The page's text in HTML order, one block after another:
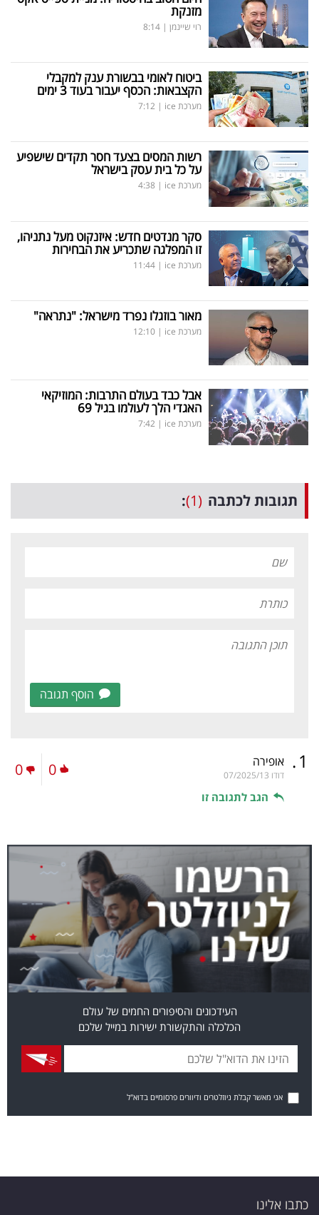
מזנקת
רוי שיינמן |
8:14
ביטוח לאומי בבשורת ענק למקבלי
הקצבאות: הכסף יעבור בעוד 3 ימים
מערכת ice |
7:12
רשות המסים בצעד חסר תקדים שישפיע
על כל בית עסק בישראל
מערכת ice |
4:38
סקר מנדטים חדש: איזנקוט מעל נתניהו,
זו המפלגה שתכריע את הבחירות
מערכת ice |
11:44
מאור בוזגלו נפרד מישראל: "נתראה"
מערכת ice |
12:10
אבל כבד בעולם התרבות: המוזיקאי
האגדי הלך לעולמו בגיל 69
מערכת ice |
7:42
תגובות לכתבה (1)
:
הוסף תגובה
1
. אופירה
דודו 07/2025/13
הגב לתגובה זו
0
0
העידכונים והסיפורים החמים של עולם
הכלכלה והתקשורת ישירות במייל שלכם
אני מאשר קבלת ניוזלטרים ודיוורים פרסומיים בדוא"ל
כתבו אלינו